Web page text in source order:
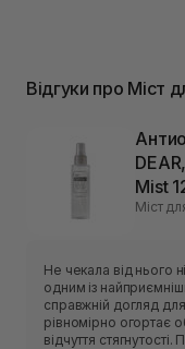
Відгуки про Міст
Mist
Міст
Не чекала від нього
одним із
справжній догляд
рівномірно огортає
відчуття